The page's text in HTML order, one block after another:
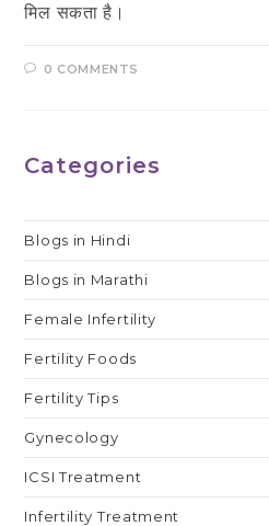
मिल सकता है।
0 COMMENTS
Categories
Blogs in Hindi
Blogs in Marathi
Female Infertility
Fertility Foods
Fertility Tips
Gynecology
ICSI Treatment
Infertility Treatment